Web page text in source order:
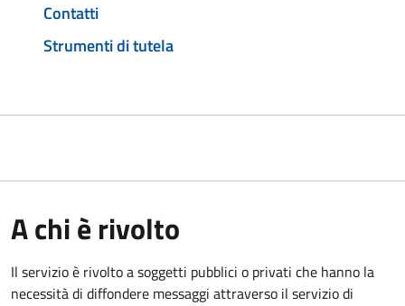
Contatti
Strumenti di tutela
A chi è rivolto
Il servizio è rivolto a soggetti pubblici o privati che hanno la
necessità di diffondere messaggi attraverso il servizio di